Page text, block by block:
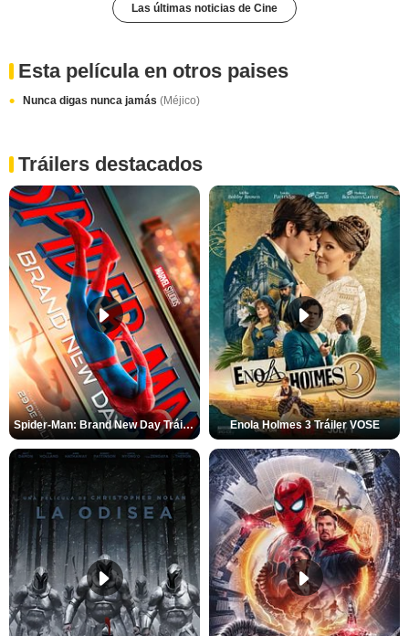
Las últimas noticias de Cine
Esta película en otros paises
Nunca digas nunca jamás (Méjico)
Tráilers destacados
Spider-Man: Brand New Day Tráiler (3) Enola Holmes 3 Tráiler VOSE